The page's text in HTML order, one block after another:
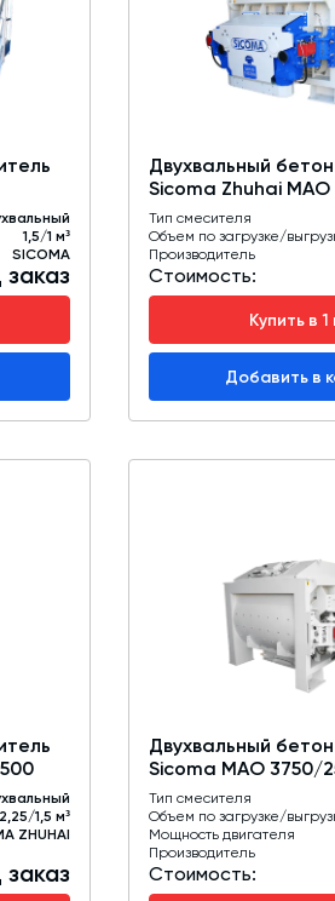
и комплектующие
производства ЖБИ
комплекс
1,5/1 м³
SICOMA
Двухвальный
Sicoma Zhuhai
Тип смесителя
Объем по загрузке/
Производитель
Стоимость:
Купить в 1
Добавить в
2,25/1,5 м³
ZHUHAI
Двухвальный
Sicoma MAO 3750/
Тип смесителя
Объем по загрузке/
Мощность двигателя
Производитель
Стоимость: